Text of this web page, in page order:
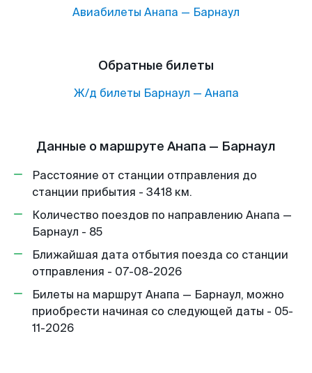
Авиабилеты Анапа — Барнаул
Обратные билеты
Ж/д билеты Барнаул — Анапа
Данные о маршруте Анапа — Барнаул
Расстояние от станции отправления до
станции прибытия - 3418 км.
Количество поездов по направлению Анапа —
Барнаул - 85
Ближайшая дата отбытия поезда со станции
отправления - 07-08-2026
Билеты на маршрут Анапа — Барнаул, можно
приобрести начиная со следующей даты - 05-
11-2026